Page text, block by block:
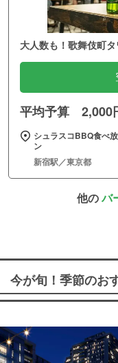
大人数も！歌舞伎町
平均予算 2,000
シュラスコBBQ食べ
ン
新宿駅／東京都
他のバ
今が旬！季節のお